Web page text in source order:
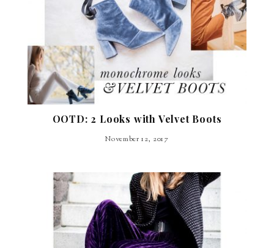
OOTD: 2 Looks with Velvet Boots
November 12, 2017